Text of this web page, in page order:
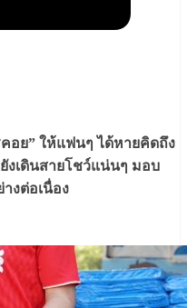
อย” ให้แฟนๆ ได้หายคิดถึง
งเดินสายโชว์แน่นๆ มอบ
งต่อเนื่อง